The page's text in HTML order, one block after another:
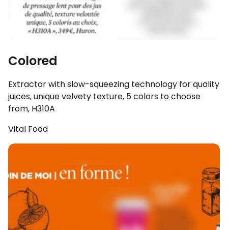
Colored
Extractor with slow-squeezing technology for quality
juices, unique velvety texture, 5 colors to choose
from, H310A
Vital Food